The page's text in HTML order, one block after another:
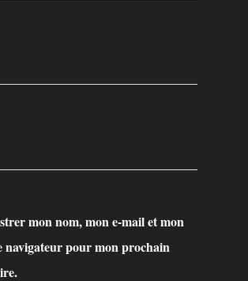
mon nom, mon e-mail et mon
navigateur pour mon prochain